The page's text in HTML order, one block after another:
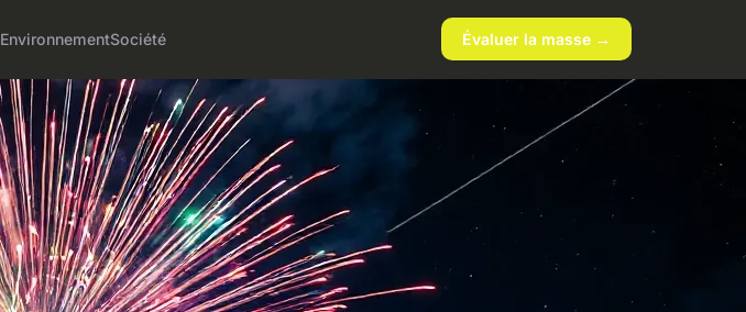
EnvironnementSociété Évaluer la masse →